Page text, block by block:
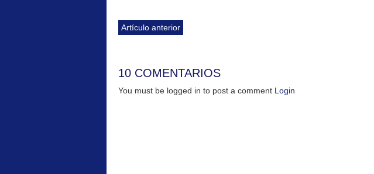
Artículo anterior
10 COMENTARIOS
You must be logged in to post a comment Login